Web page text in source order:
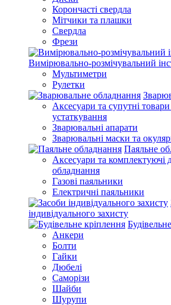
Корончасті свердла
Мітчики та плашки
Свердла
Фрези
Вимірювально-розмічувальний
Мультиметри
Рулетки
Аксесуари та супутні
устаткування
Зварювальні апарати
Зварювальні маски та
Паяльне
Аксесуари та комплектуючі
обладнання
Газові паяльники
Електричні паяльники
індивідуального захисту
Анкери
Болти
Гайки
Дюбелі
Саморізи
Шайби
Шурупи